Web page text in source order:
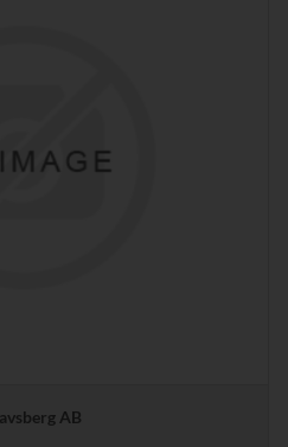
AB